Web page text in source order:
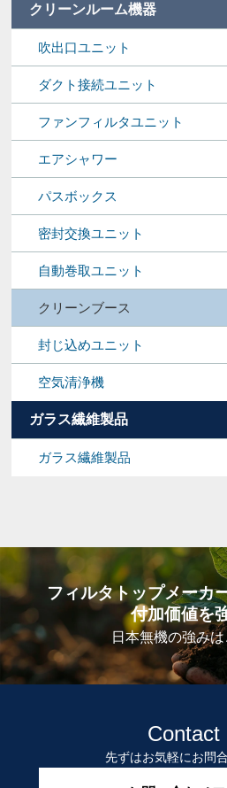
クリーンルーム機器
吹出口ユニット
ダクト接続ユニット
ファンフィルタユニット
エアシャワー
パスボックス
密封交換ユニット
自動巻取ユニット
クリーンブース
封じ込めユニット
空気清浄機
ガラス繊維製品
ガラス繊維製品
フィルタトップメーカ
付加価値を
日本無機の強みは
Contact
先ずはお気軽にお問